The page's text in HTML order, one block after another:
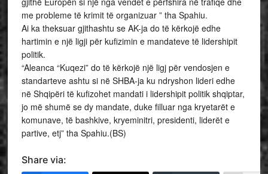
me probleme të krimit të organizuar ” tha Spahiu.
Ai ka theksuar gjithashtu se AK-ja do të kërkojë edhe
hartimin e një ligji për kufizimin e mandateve të lidershipit
politik.
“Aleanca “Kuqezi” do të kërkojë një ligj për vendosjen e
standarteve ashtu si në SHBA-ja ku ndryshon lideri edhe
në Shqipëri të kufizohet mandati i lidershipit politik shqiptar,
jo më shumë se dy mandate, duke filluar nga kryetarët e
komunave, të bashkive, kryeminitri, presidenti, liderët e
partive, etj” tha Spahiu.(BS)
Share via: